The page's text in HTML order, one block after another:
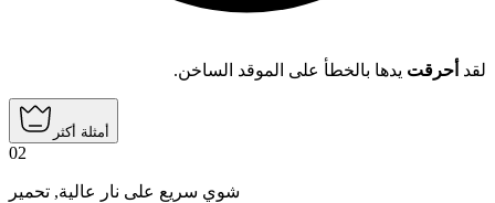
لقد أحرقت يدها بالخطأ على الموقد الساخن.
أمثلة أكثر
02
شوي سريع على نار عالية, تحمير